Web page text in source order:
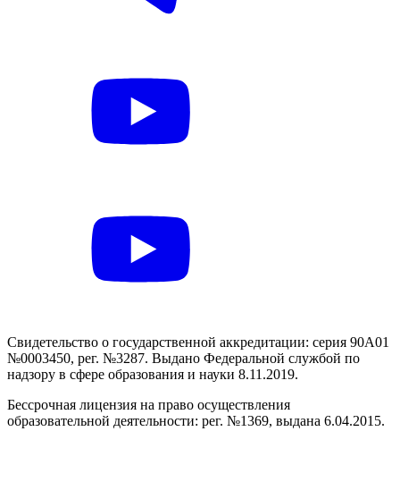
Свидетельство о государственной аккредитации: серия 90А01
№0003450, рег. №3287. Выдано Федеральной службой по
надзору в сфере образования и науки 8.11.2019.
Бессрочная лицензия на право осуществления
образовательной деятельности: рег. №1369, выдана 6.04.2015.